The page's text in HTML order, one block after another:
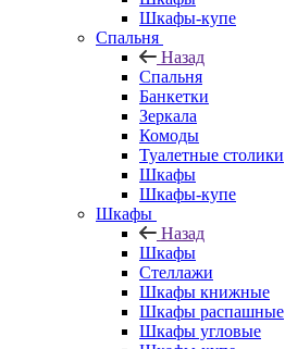
Шкафы-купе
Спальня
Назад
Спальня
Банкетки
Зеркала
Комоды
Туалетные столики
Шкафы
Шкафы-купе
Шкафы
Назад
Шкафы
Стеллажи
Шкафы книжные
Шкафы распашные
Шкафы угловые